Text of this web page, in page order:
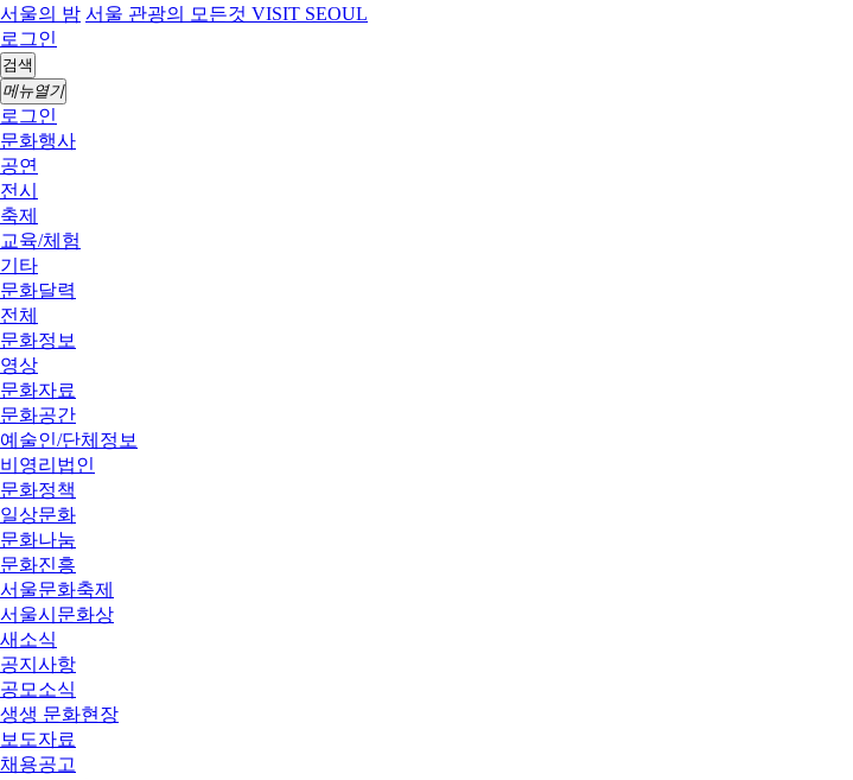
서울의 밤 서울 관광의 모든것 VISIT SEOUL
로그인
검색
메뉴열기
로그인
문화행사
공연
전시
축제
교육/체험
기타
문화달력
전체
문화정보
영상
문화자료
문화공간
예술인/단체정보
비영리법인
문화정책
일상문화
문화나눔
문화진흥
서울문화축제
서울시문화상
새소식
공지사항
공모소식
생생 문화현장
보도자료
채용공고